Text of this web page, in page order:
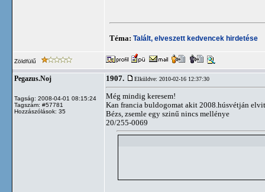
Téma: Talált, elveszett kedvencek hirdetése
Zöldfülű
Pegazus.Noj
Tagság: 2008-04-01 08:15:24
Tagszám: #57781
Hozzászólások: 35
1907. Elküldve: 2010-02-16 12:37:30
Még mindig keresem!
Kan francia buldogomat akit 2008.húsvétján
Bézs, zsemle egy szinű nincs mellénye
20/255-0069